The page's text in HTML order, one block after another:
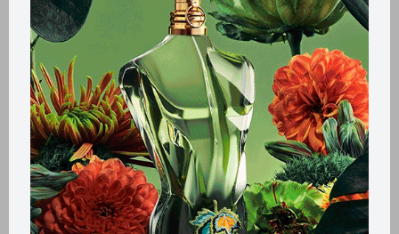
Métodos y costos de envío
Retiros gratuitos en tiendas
Productos que te pueden interesar